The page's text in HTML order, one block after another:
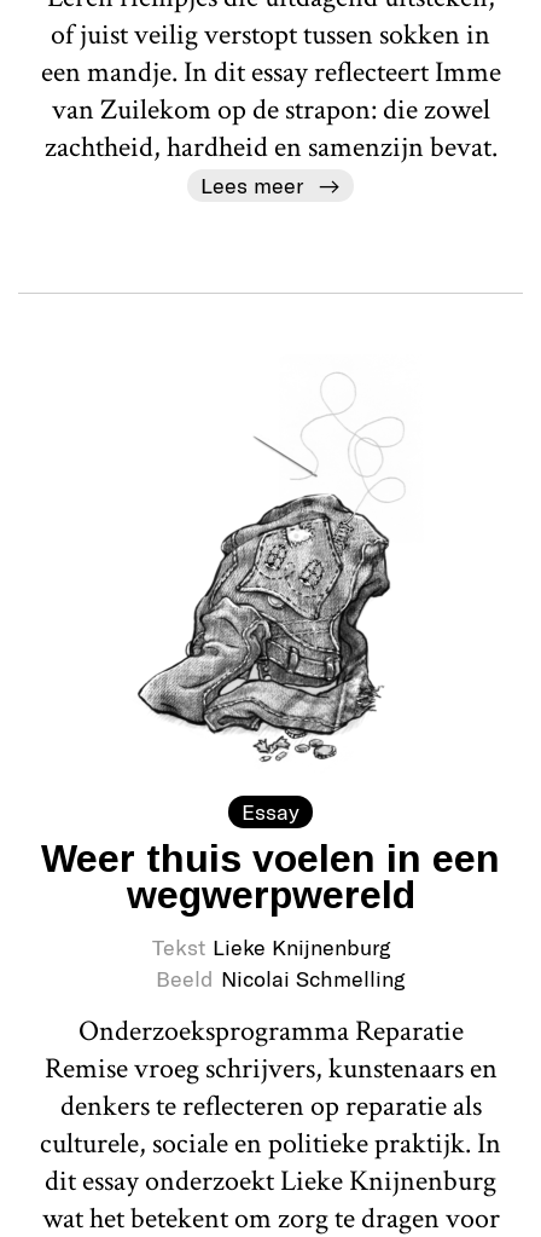
of juist veilig verstopt tussen sokken in
een mandje. In dit essay reflecteert Imme
van Zuilekom op de strapon: die zowel
zachtheid, hardheid en samenzijn bevat.
Lees meer
Essay
Weer thuis voelen in een
wegwerpwereld
Tekst Lieke Knijnenburg
Beeld Nicolai Schmelling
Onderzoeksprogramma Reparatie
Remise vroeg schrijvers, kunstenaars en
denkers te reflecteren op reparatie als
culturele, sociale en politieke praktijk. In
dit essay onderzoekt Lieke Knijnenburg
wat het betekent om zorg te dragen voor